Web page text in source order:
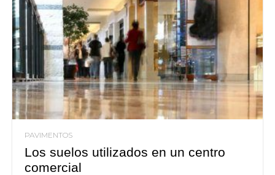
PAVIMENTOS
Los suelos utilizados en un centro
comercial